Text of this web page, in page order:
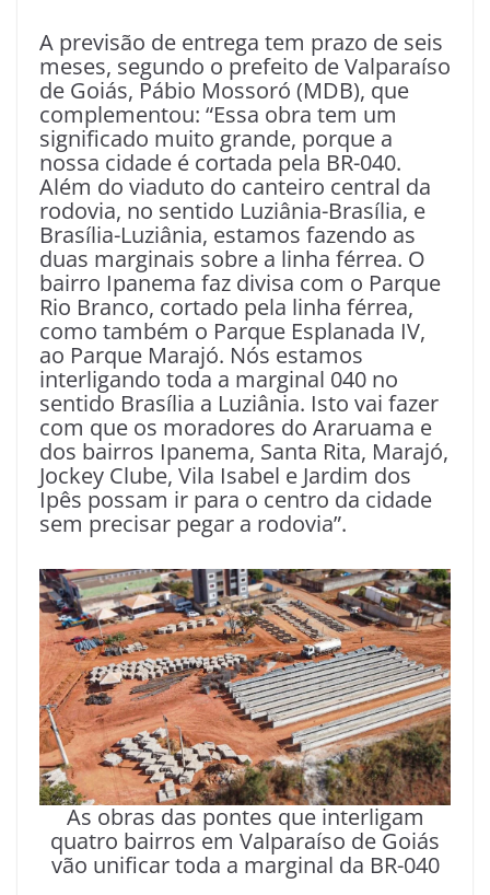
A previsão de entrega tem prazo de seis
meses, segundo o prefeito de Valparaíso
de Goiás, Pábio Mossoró (MDB), que
complementou: “Essa obra tem um
significado muito grande, porque a
nossa cidade é cortada pela BR-040.
Além do viaduto do canteiro central da
rodovia, no sentido Luziânia-Brasília, e
Brasília-Luziânia, estamos fazendo as
duas marginais sobre a linha férrea. O
bairro Ipanema faz divisa com o Parque
Rio Branco, cortado pela linha férrea,
como também o Parque Esplanada IV,
ao Parque Marajó. Nós estamos
interligando toda a marginal 040 no
sentido Brasília a Luziânia. Isto vai fazer
com que os moradores do Araruama e
dos bairros Ipanema, Santa Rita, Marajó,
Jockey Clube, Vila Isabel e Jardim dos
Ipês possam ir para o centro da cidade
sem precisar pegar a rodovia”.
As obras das pontes que interligam
quatro bairros em Valparaíso de Goiás
vão unificar toda a marginal da BR-040